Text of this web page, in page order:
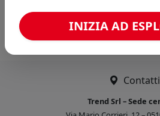
Caricamento confronto...
Contatti
Trend Srl – Sede
INIZIA AD